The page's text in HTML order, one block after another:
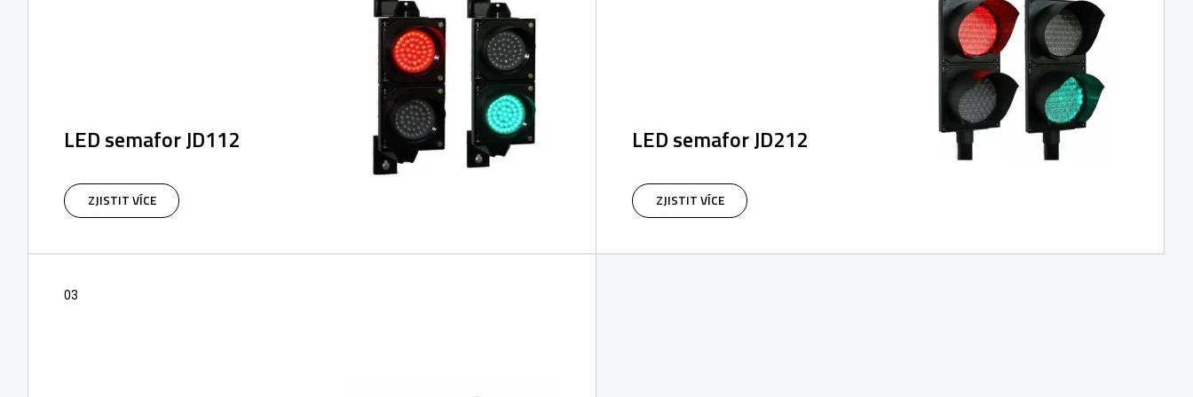
LED semafor JD112
mm, 12-24 VDC nebo 230 VAC
ZJISTIT VÍCE
LED semafor JD212
mm, 12-240VDC nebo 230 VAC
ZJISTIT VÍCE
03